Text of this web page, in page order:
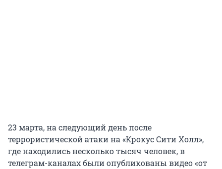
23 марта, на следующий день после
террористической атаки на «Крокус Сити Холл»,
где находились несколько тысяч человек, в
телеграм-каналах были опубликованы видео «от